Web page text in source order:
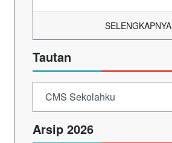
SELENGKAPNYA
Tautan
CMS Sekolahku
Arsip 2026